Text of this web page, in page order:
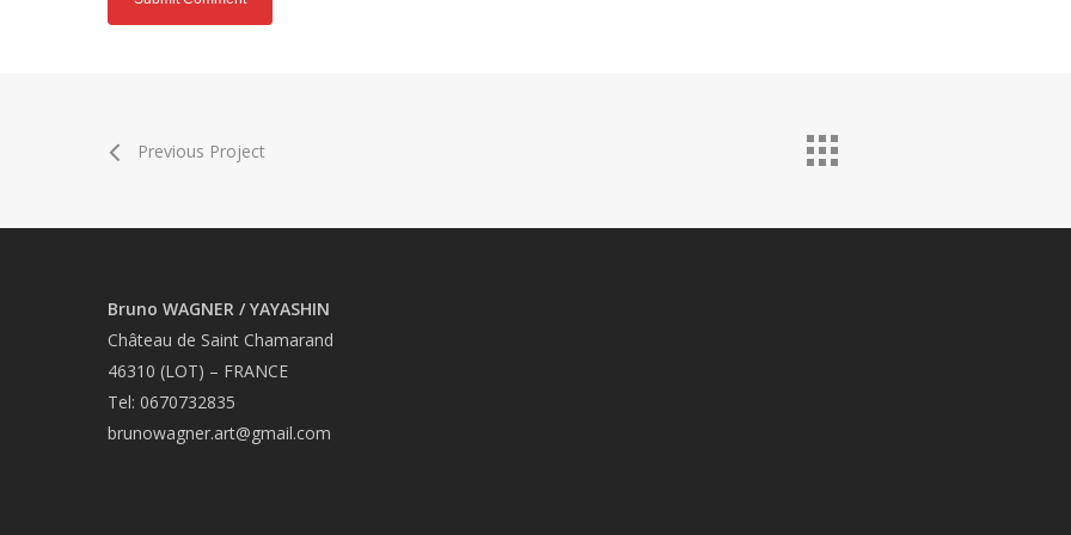
Previous Project
Bruno WAGNER / YAYASHIN
Château de Saint Chamarand
46310 (LOT) – FRANCE
Tel: 0670732835
brunowagner.art@gmail.com